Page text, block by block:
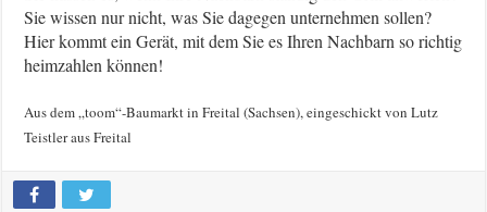
Sie wissen nur nicht, was Sie dagegen unternehmen sollen?
Hier kommt ein Gerät, mit dem Sie es Ihren Nachbarn so richtig
heimzahlen können!
Aus dem „toom“-Baumarkt in Freital (Sachsen), eingeschickt von Lutz
Teistler aus Freital